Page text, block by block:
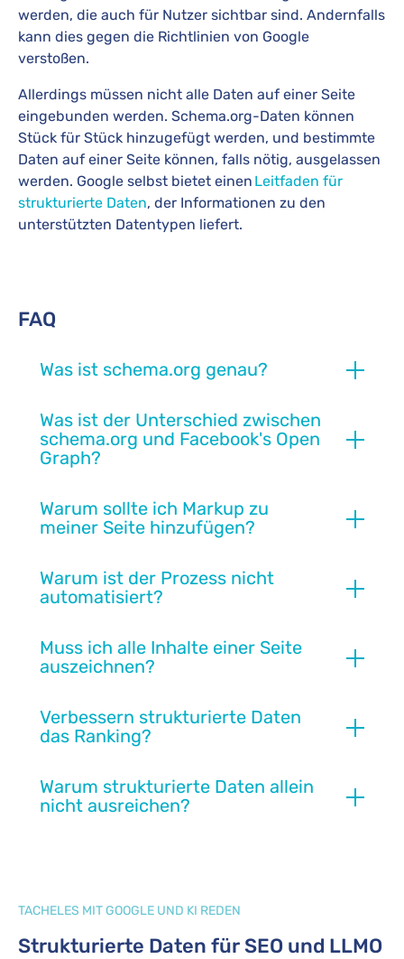
werden, die auch für Nutzer sichtbar sind. Andernfalls
kann dies gegen die Richtlinien von Google
verstoßen.
Allerdings müssen nicht alle Daten auf einer Seite
eingebunden werden. Schema.org-Daten können
Stück für Stück hinzugefügt werden, und bestimmte
Daten auf einer Seite können, falls nötig, ausgelassen
werden. Google selbst bietet einen Leitfaden für
strukturierte Daten, der Informationen zu den
unterstützten Datentypen liefert.
FAQ
Was ist schema.org genau?
Was ist der Unterschied zwischen
schema.org und Facebook's Open
Graph?
Warum sollte ich Markup zu
meiner Seite hinzufügen?
Warum ist der Prozess nicht
automatisiert?
Muss ich alle Inhalte einer Seite
auszeichnen?
Verbessern strukturierte Daten
das Ranking?
Warum strukturierte Daten allein
nicht ausreichen?
Strukturierte Daten für SEO und LLMO
TACHELES MIT GOOGLE UND KI REDEN